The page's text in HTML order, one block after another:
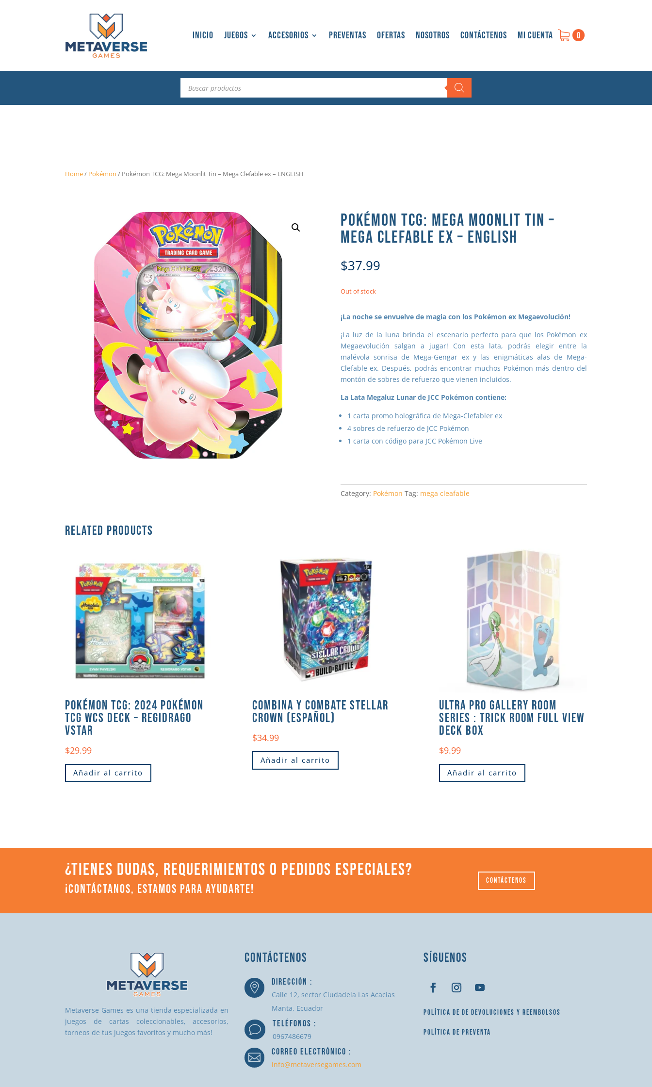
Inicio Juegos Accesorios Preventas Ofertas Nosotros Contáctenos Mi cuenta 0
Búsqueda
productos
Home/ Pokémon / Pokémon TCG: Mega Moonlit Tin – Mega Clefable ex – ENGLISH
POKÉMON TCG: MEGA MOONLIT TIN –
MEGA CLEFABLE EX – ENGLISH
$37.99
Out of stock
¡La noche se envuelve de magia con los Pokémon ex Megaevolución!
¡La luz de la luna brinda el escenario perfecto para que los Pokémon ex
Megaevolución salgan a jugar! Con esta lata, podrás elegir entre la
malévola sonrisa de Mega-Gengar ex y las enigmáticas alas de Mega-
Clefable ex. Después, podrás encontrar muchos Pokémon más dentro del
montón de sobres de refuerzo que vienen incluidos.
La Lata Megaluz Lunar de JCC Pokémon contiene:
1 carta promo holográfica de Mega-Clefabler ex
4 sobres de refuerzo de JCC Pokémon
1 carta con código para JCC Pokémon Live
Category: Pokémon Tag: mega cleafable
RELATED PRODUCTS
POKÉMON TCG: 2024 POKÉMON
TCG WCS DECK – REGIDRAGO
VSTAR
$29.99
Añadir al carrito
COMBINA Y COMBATE STELLAR
CROWN (ESPAÑOL)
$34.99
Añadir al carrito
ULTRA PRO GALLERY ROOM
SERIES : TRICK ROOM FULL VIEW
DECK BOX
$9.99
Añadir al carrito
¿TIENES DUDAS, REQUERIMIENTOS O PEDIDOS ESPECIALES?
¡CONTÁCTANOS, ESTAMOS PARA AYUDARTE!
Contáctenos
Metaverse Games es una tienda especializada en
juegos de cartas coleccionables, accesorios,
torneos de tus juegos favoritos y mucho más!
CONTÁCTENOS
 DIRECCIÓN :
Calle 12, sector Ciudadela Las Acacias
Manta, Ecuador
v TELÉFONOS :
0967486679
 CORREO ELECTRÓNICO :
info@metaversegames.com
SÍGUENOS
POLÍTICA DE DE DEVOLUCIONES Y REEMBOLSOS
POLÍTICA DE PREVENTA